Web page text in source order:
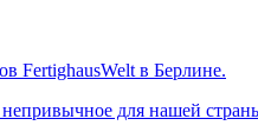
FertighausWelt в Берлине.
для нашей